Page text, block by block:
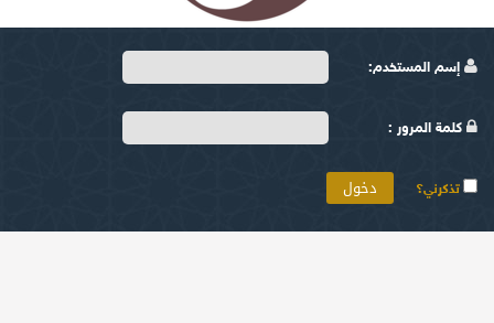
إسم المستخدم:
كلمة المرور :
تذكرني؟